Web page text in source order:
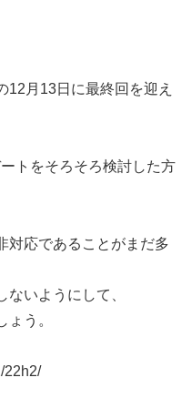
12月13日に最終回を迎え
トをそろそろ検討した方
対応であることがまだ多
いようにして、
う。
22h2/